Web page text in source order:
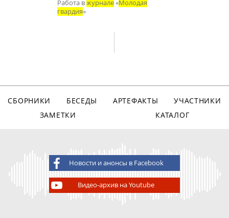
Работа вжурнале«Молодая
гвардия»
СБОРНИКИ БЕСЕДЫ АРТЕФАКТЫ
УЧАСТНИКИ
ЗАМЕТКИ
КАТАЛОГ
Новости и анонсы в Facebook
Видео-архив на Youtube